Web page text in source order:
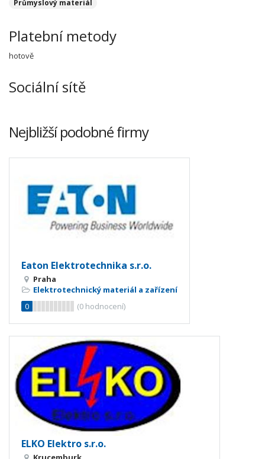
Průmyslový materiál
Platební metody
hotově
Sociální sítě
Nejbližší podobné firmy
Eaton Elektrotechnika s.r.o.
Praha
Elektrotechnický materiál a zařízení
0
(0 hodnocení)
ELKO Elektro s.r.o.